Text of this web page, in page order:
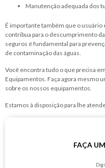
Manutenção adequada dos
É importante também que o
contribua para o descumprimento
seguros é fundamental para
de contaminação das águas.
Você encontra tudo o que precisa em
Equipamentos. Faça agora mesmo
sobre os nossos equipamentos.
Estamos à disposição para lhe
FAÇA